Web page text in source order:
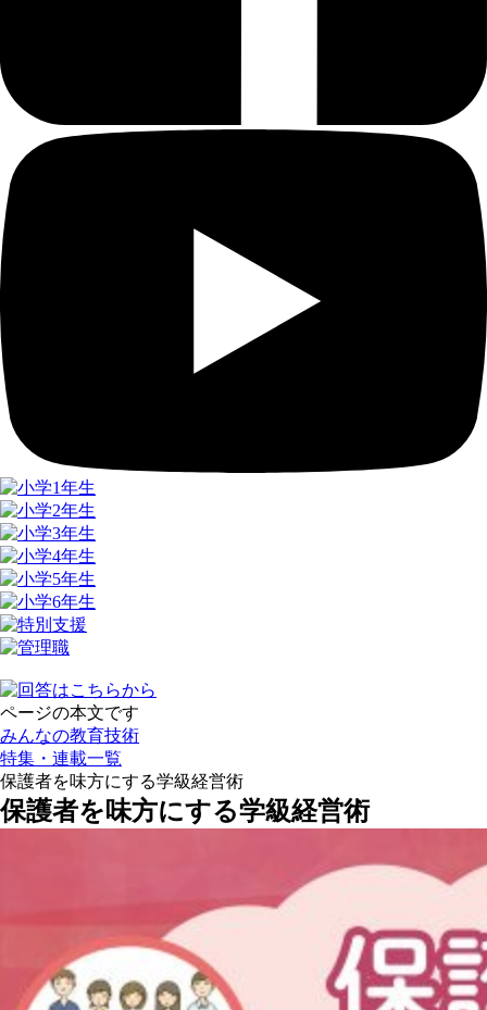
ページの本文です
みんなの教育技術
特集・連載一覧
保護者を味方にする学級経営術
保護者を味方にする学級経営術